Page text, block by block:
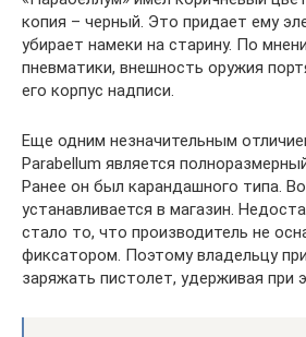
копия – черный. Это придает ему
убирает намеки на старину. По
пневматики, внешность оружия
его корпус надписи.
Еще одним незначительным
Parabellum является
Ранее он был карандашного типа.
устанавливается в магазин.
стало то, что производитель не
фиксатором. Поэтому владельцу
заряжать пистолет, удерживая при